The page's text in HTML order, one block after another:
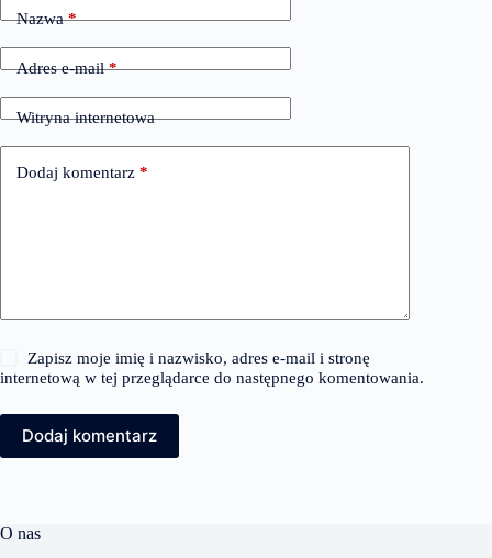
Nazwa*
Adres e-mail*
Witryna internetowa
Dodaj komentarz *
Zapisz moje imię i nazwisko, adres e-mail i stronę
internetową w tej przeglądarce do następnego komentowania.
Dodaj komentarz
O nas